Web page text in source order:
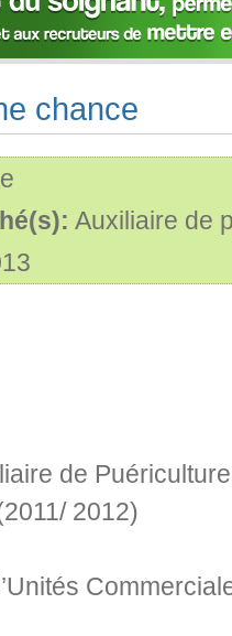
chance
Auxiliaire de
de
2012)